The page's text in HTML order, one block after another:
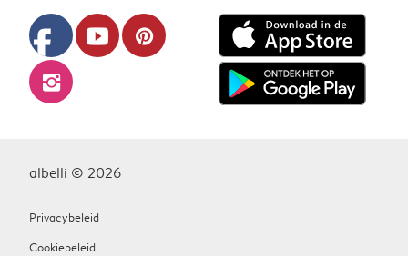
facebook youtube pinterest
instagram
albelli © 2026
Privacybeleid
Cookiebeleid